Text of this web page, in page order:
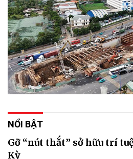
NỔI BẬT
Gỡ “nút thắt” sở hữu trí
Kỳ